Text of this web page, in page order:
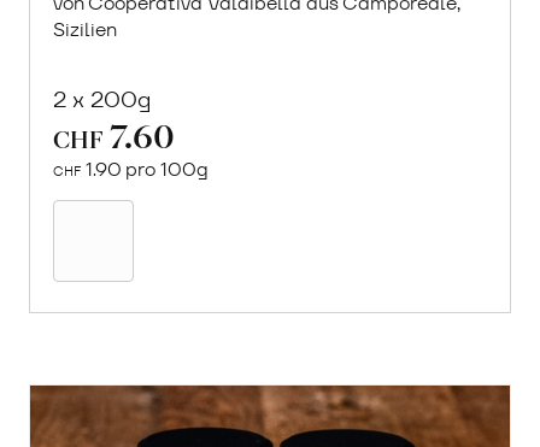
Sizilien
2 x 200g
CHF 7.60
CHF 1.90 pro 100g